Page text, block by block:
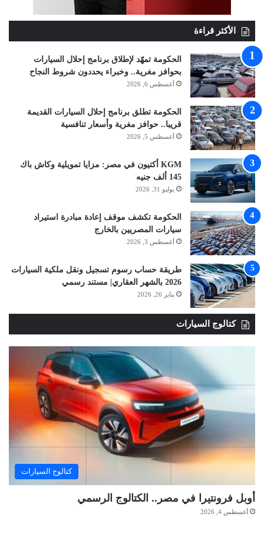
الأكثر قراءة
الحكومة تمهّد لإطلاق برنامج إحلال السيارات
بحوافز مغرية.. وخبراء يحددون شروط النجاح
أغسطس 6, 2026
الحكومة تطلق برنامج إحلال السيارات القديمة
قريبا.. حوافز مغرية وأسعار تنافسية
أغسطس 5, 2026
KGM أكتيون في مصر: مزايا تمويلية وكاش باك
145 ألف جنيه
يوليو 31, 2026
الحكومة تكشف موقف إعادة مبادرة استيراد
سيارات المصريين بالخارج
أغسطس 3, 2026
طريقة حساب رسوم تسجيل ونقل ملكية السيارات
2026 بالشهر العقاري| مستند رسمي
يناير 26, 2026
كتالوج السيارات
كتالوج السيارات
أوبل فرونتيرا في مصر.. الكتالوج الرسمي
أغسطس 4, 2026